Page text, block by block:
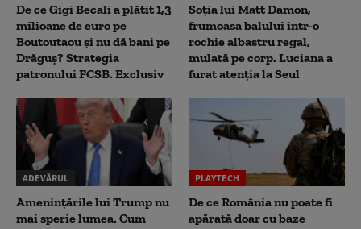
De ce Gigi Becali a plătit 1,3
milioane de euro pe
Boutoutaou și nu dă bani pe
Drăguș? Strategia
patronului FCSB. Exclusiv
Soția lui Matt Damon,
frumoasa balului într-o
rochie albastru regal,
mulată pe corp. Luciana a
furat atenția la Seul
ADEVĂRUL
Amenințările lui Trump nu
mai sperie lumea. Cum
PLAYTECH
De ce România nu poate fi
apărată doar cu baze